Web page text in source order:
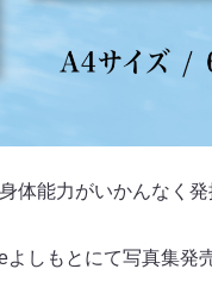
体能力がいかんなく
よしもとにて写真集